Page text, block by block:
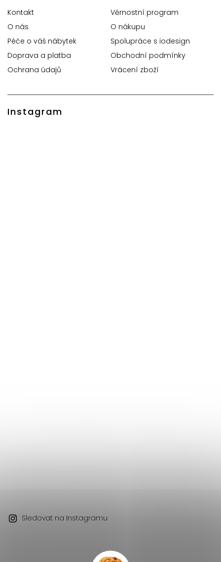
Kontakt
Věrnostní program
O nás
O nákupu
Péče o váš nábytek
Spolupráce s iodesign
Doprava a platba
Obchodní podmínky
Ochrana údajů
Vrácení zboží
Instagram
Sledovat na Instagramu